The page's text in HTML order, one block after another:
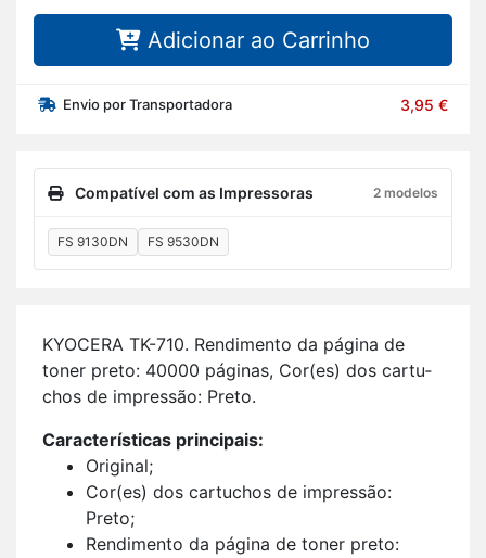
Adicionar ao Carrinho
Envio por Transportadora 3,95 €
Compatível com as Impressoras 2 modelos
FS 9130DN FS 9530DN
KYO­CERA TK-710. Ren­di­mento da pá­gina de
toner preto: 40000 pá­ginas, Cor(es) dos car­tu­
chos de im­pressão: Preto.
Ca­rac­te­rís­ticas prin­ci­pais:
Ori­ginal;
Cor(es) dos car­tu­chos de im­pressão:
Preto;
Ren­di­mento da pá­gina de toner preto: